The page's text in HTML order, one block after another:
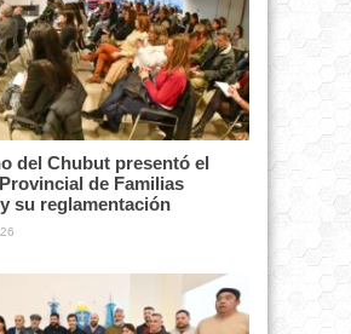
del Chubut presentó el
de Familias
su reglamentación